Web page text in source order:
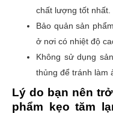
chất lượng tốt nhất.
Bảo quản sản
ở nơi có nhiệt độ
Không sử dụng
thủng để tránh làm
Lý do bạn nên
phẩm kẹo tăm